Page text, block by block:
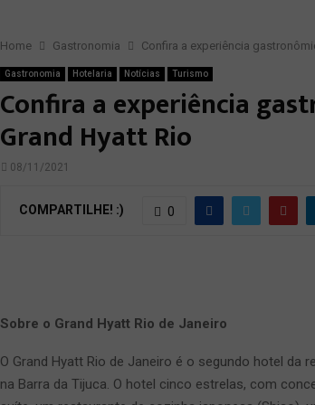
Home Gastronomia Confira a experiência
Gastronomia Hotelaria Notícias Turismo
Confira a experiência
Grand Hyatt Rio
08/11/2021
COMPARTILHE! :) 0
Sobre o Grand Hyatt Rio de Janeiro
O Grand Hyatt Rio de Janeiro é o segundo hotel da
na Barra da Tijuca. O hotel cinco estrelas, com